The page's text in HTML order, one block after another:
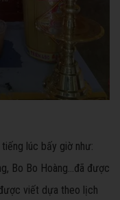
lúc bấy giờ như:
Bo Bo Hoàng…đã được
viết dựa theo lịch